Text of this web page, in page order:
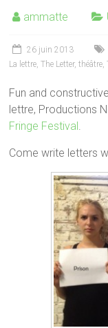
ammatte
26 juin 2013
La lettre,The Letter,théâtre,
Fun and
lettre, Productions
Fringe Festival.
Come write letters